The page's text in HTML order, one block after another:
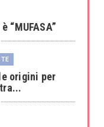
“MUFASA”
origini per